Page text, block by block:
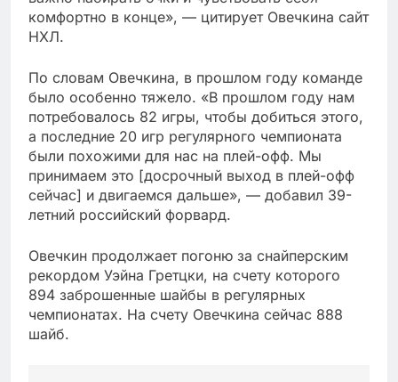
комфортно в конце», — цитирует Овечкина сайт
НХЛ.
По словам Овечкина, в прошлом году команде
было особенно тяжело. «В прошлом году нам
потребовалось 82 игры, чтобы добиться этого,
а последние 20 игр регулярного чемпионата
были похожими для нас на плей-офф. Мы
принимаем это [досрочный выход в плей-офф
сейчас] и двигаемся дальше», — добавил 39-
летний российский форвард.
Овечкин продолжает погоню за снайперским
рекордом Уэйна Гретцки, на счету которого
894 заброшенные шайбы в регулярных
чемпионатах. На счету Овечкина сейчас 888
шайб.